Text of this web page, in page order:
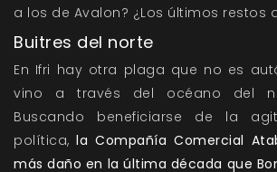
a los de Avalon? ¿Los últimos restos
Buitres del norte
En Ifri hay otra plaga que no es
vino a través del océano del
Buscando beneficiarse de la
política, la Compañía Comercial
más daño en la última década que